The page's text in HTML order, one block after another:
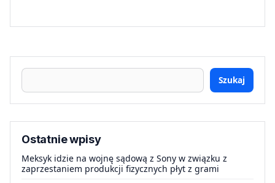
Szukaj
Ostatnie wpisy
Meksyk idzie na wojnę sądową z Sony w związku z
zaprzestaniem produkcji fizycznych płyt z grami